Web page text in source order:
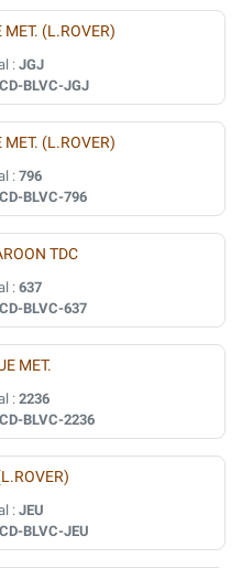
(L.ROVER)
: JGJ
BLVC-JGJ
(L.ROVER)
: 796
BLVC-796
TDC
: 637
BLVC-637
MET.
: 2236
BLVC-2236
: JEU
BLVC-JEU